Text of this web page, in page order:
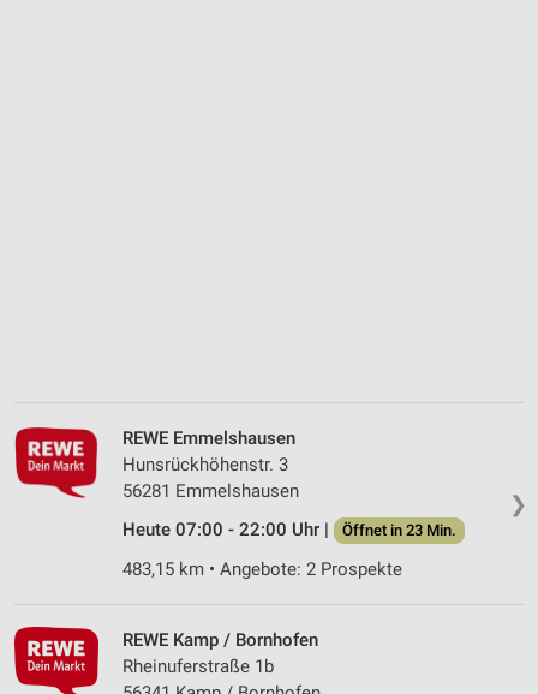
❯
REWE Emmelshausen
Hunsrückhöhenstr. 3
56281 Emmelshausen
Heute 07:00 - 22:00 Uhr |
Öffnet in 23 Min.
483,15 km • Angebote: 2 Prospekte
REWE Kamp / Bornhofen
Rheinuferstraße 1b